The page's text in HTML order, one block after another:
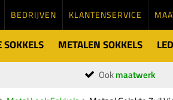
BEDRIJVEN KLANTENSERVICE
METALEN SOKKELS
Ookmaatwerk